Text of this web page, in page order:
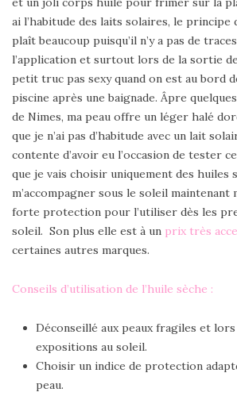
ai l’habitude des laits solaires, le principe
plaît beaucoup puisqu’il n’y a pas de
l’application et surtout lors de la sortie de
petit truc pas sexy quand on est au bord
piscine après une baignade. Âpre
de Nimes, ma peau offre un léger halé
que je n’ai pas d’habitude avec un lait
contente d’avoir eu l’occasion de tester
que je vais choisir uniquement des huiles
m’accompagner sous le soleil maintenant
forte protection pour l’utiliser dès les
soleil. Son plus elle est à un prix très
certaines autres marques.
Conseils d’utilisation de l’huile sèche :
Déconseillé aux peaux fragiles et lors
expositions au soleil.
Choisir un indice de protection
peau.